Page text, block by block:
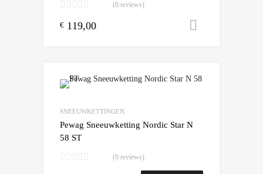
(0 reviews)
€ 119,00
SNEEUWKETTINGEN
Pewag Sneeuwketting Nordic Star N
58 ST
(0 reviews)